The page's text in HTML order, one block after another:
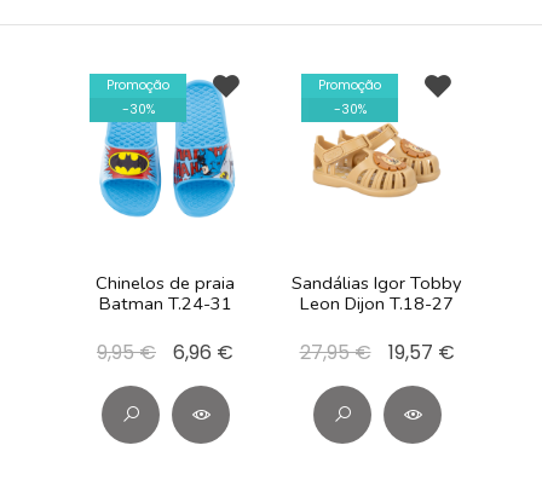
Promoção
-30%
Chinelos de praia
Batman T.24-31
9,95 € 6,96 €
Promoção
-30%
Sandálias Igor Tobby
Leon Dijon T.18-27
27,95 € 19,57 €